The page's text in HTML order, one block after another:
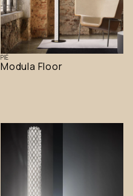
PIÉ
Modula Floor